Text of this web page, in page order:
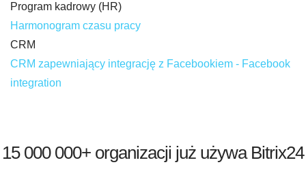
Program kadrowy (HR)
Harmonogram czasu pracy
CRM
CRM zapewniający integrację z Facebookiem - Facebook
integration
15 000 000+ organizacji już używa Bitrix24